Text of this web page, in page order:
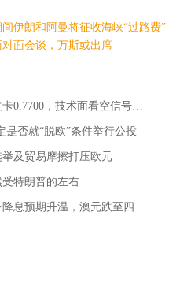
伊朗和阿曼将征收海峡“过路费”
面会谈，万斯或出席
澳元兑美元跌破心理关卡0.7700，技术面看空信号增加；
是否就“脱欧”条件举行公投
及贸易摩擦打压欧元
特朗普的左右
澳洲薪资增长迟滞，令降息预期升温，澳元跌至四个半月低点